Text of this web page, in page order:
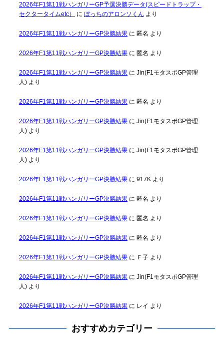
2026年F1第11戦ハンガリーGP予選決勝データ(スピードトラップ・
セクタータイムetc）
に ぼっちのアロンソくん より
2026年F1第11戦ハンガリーGP決勝結果に 匿名 より
2026年F1第11戦ハンガリーGP決勝結果に 匿名 より
2026年F1第11戦ハンガリーGP決勝結果に Jin(F1モタスポGP管理
人)より
2026年F1第11戦ハンガリーGP決勝結果に 匿名 より
2026年F1第11戦ハンガリーGP決勝結果に Jin(F1モタスポGP管理
人)より
2026年F1第11戦ハンガリーGP決勝結果に Jin(F1モタスポGP管理
人)より
2026年F1第11戦ハンガリーGP決勝結果に 917K より
2026年F1第11戦ハンガリーGP決勝結果に 匿名 より
2026年F1第11戦ハンガリーGP決勝結果に 匿名 より
2026年F1第11戦ハンガリーGP決勝結果に 匿名 より
2026年F1第11戦ハンガリーGP決勝結果に Ｆ子より
2026年F1第11戦ハンガリーGP決勝結果に Jin(F1モタスポGP管理
人)より
2026年F1第11戦ハンガリーGP決勝結果に レイ より
おすすめカテゴリー